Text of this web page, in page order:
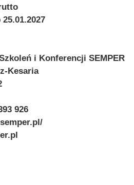
i Konferencji SEMPER
Kesaria
926